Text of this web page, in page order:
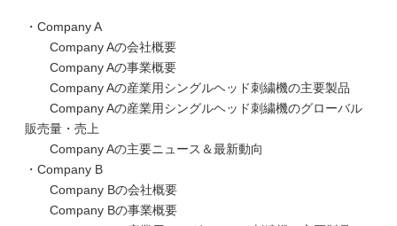
・Company A
Company Aの会社概要
Company Aの事業概要
Company Aの産業用シングルヘッド刺繍機の主要製品
Company Aの産業用シングルヘッド刺繍機のグローバル
販売量・売上
Company Aの主要ニュース＆最新動向
・Company B
Company Bの会社概要
Company Bの事業概要